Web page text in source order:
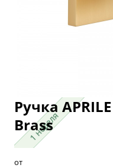
1 неделя
1 неделя
Ручка
Brass
от